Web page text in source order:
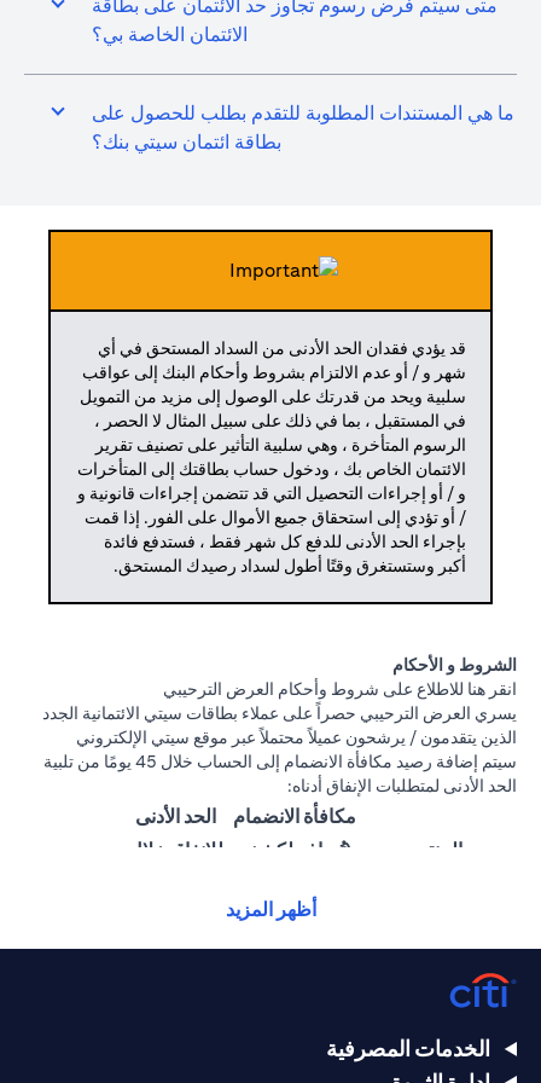
متى سيتم فرض رسوم تجاوز حد الائتمان على بطاقة
الائتمان الخاصة بي؟
ما هي المستندات المطلوبة للتقدم بطلب للحصول على
بطاقة ائتمان سيتي بنك؟
قد يؤدي فقدان الحد الأدنى من السداد المستحق في أي
شهر و / أو عدم الالتزام بشروط وأحكام البنك إلى عواقب
سلبية ويحد من قدرتك على الوصول إلى مزيد من التمويل
في المستقبل ، بما في ذلك على سبيل المثال لا الحصر ،
الرسوم المتأخرة ، وهي سلبية التأثير على تصنيف تقرير
الائتمان الخاص بك ، ودخول حساب بطاقتك إلى المتأخرات
و / أو إجراءات التحصيل التي قد تتضمن إجراءات قانونية و
/ أو تؤدي إلى استحقاق جميع الأموال على الفور. إذا قمت
بإجراء الحد الأدنى للدفع كل شهر فقط ، فستدفع فائدة
أكبر وستستغرق وقتًا أطول لسداد رصيدك المستحق.
الشروط و الأحكام
انقر هنا opens in a new tab
للاطلاع على شروط وأحكام العرض الترحيبي
يسري العرض الترحيبي حصراً على عملاء بطاقات سيتي الائتمانية الجدد
الذين يتقدمون / يرشحون عميلاً محتملاً عبر موقع سيتي الإلكتروني
سيتم إضافة رصيد مكافأة الانضمام إلى الحساب خلال 45 يومًا من تلبية
الحد الأدنى لمتطلبات الإنفاق أدناه:
المنتج
مكافأة الانضمام
(تُضاف لكشف
الحد الأدنى
للإنفاق خلال
سيتي ألتيما
درهم
بطاقة سيتي
أظهر المزيد
الخدمات المصرفية